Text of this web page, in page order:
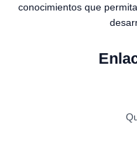
conocimientos que